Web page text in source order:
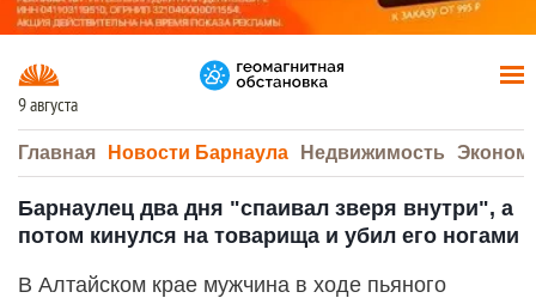
9 августа
Главная Новости Барнаула Недвижимость
Барнаулец два дня "спаивал зверя внутри", а
потом кинулся на товарища и убил его ногами
В Алтайском крае мужчина в ходе пьяного